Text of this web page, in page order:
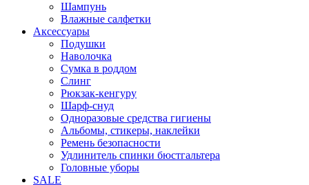
Шампунь
Влажные салфетки
Аксессуары
Подушки
Наволочка
Сумка в роддом
Cлинг
Рюкзак-кенгуру
Шарф-снуд
Одноразовые средства гигиены
Альбомы, стикеры, наклейки
Ремень безопасности
Удлинитель спинки бюстгальтера
Головные уборы
SALE